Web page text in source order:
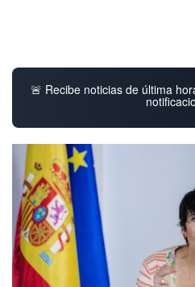
🚨 Recibe noticias de última